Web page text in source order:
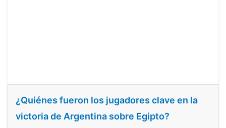
¿Quiénes fueron los jugadores clave en la
victoria de Argentina sobre Egipto?